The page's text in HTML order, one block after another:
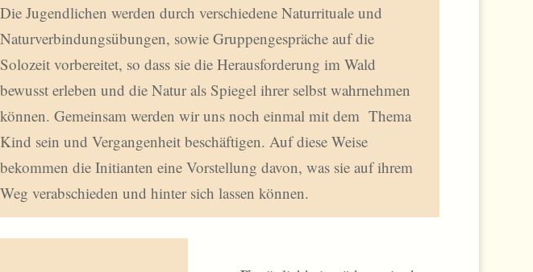
Die Jugendlichen werden durch verschiedene Naturrituale und
Naturverbindungsübungen, sowie Gruppengespräche auf die
Solozeit vorbereitet, so dass sie die Herausforderung im Wald
bewusst erleben und die Natur als Spiegel ihrer selbst wahrnehmen
können. Gemeinsam werden wir uns noch einmal mit dem Thema
Kind sein und Vergangenheit beschäftigen. Auf diese Weise
bekommen die Initianten eine Vorstellung davon, was sie auf ihrem
Weg verabschieden und hinter sich lassen können.